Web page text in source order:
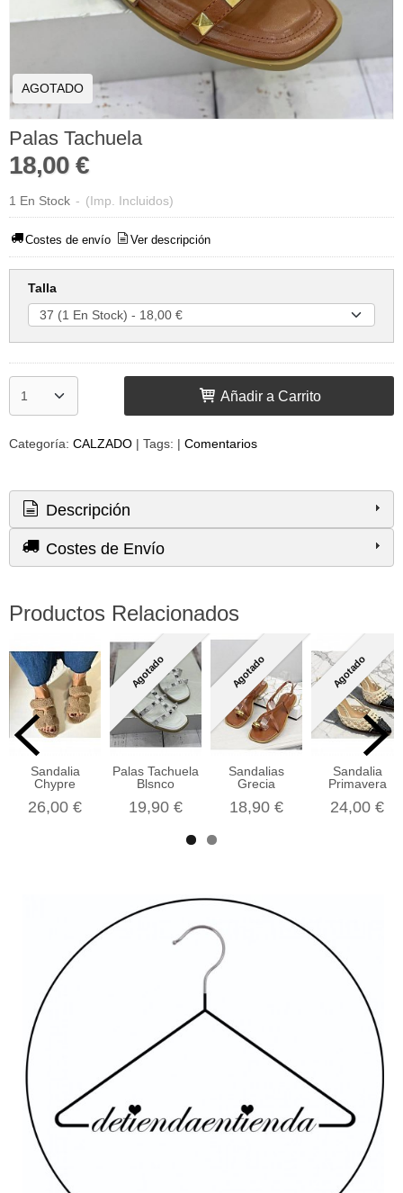
AGOTADO
Palas Tachuela
18,00 €
1 En Stock - (Imp. Incluidos)
Costes de envío Ver descripción
Talla
Añadir a Carrito
Categoría: CALZADO | Tags: | Comentarios
Descripción
Costes de Envío
Productos Relacionados
Sandalia
Chypre
26,00 €
Agotado
Palas Tachuela
Blsnco
19,90 €
Agotado
Sandalias
Grecia
18,90 €
Agotado
Sandalia
Primavera
24,00 €